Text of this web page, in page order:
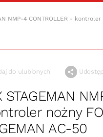
NMP-4 CONTROLLER -
do ulubionych
STAGEMAN
nożny
AC-50